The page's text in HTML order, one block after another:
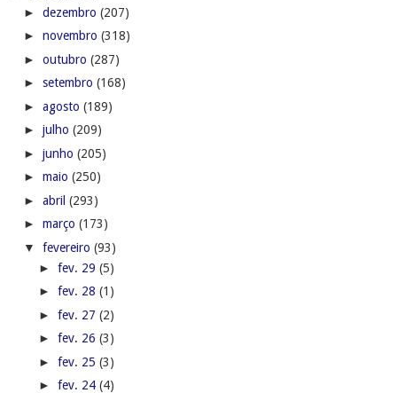
► dezembro (207)
► novembro (318)
► outubro (287)
► setembro (168)
► agosto (189)
► julho (209)
► junho (205)
► maio (250)
► abril (293)
► março (173)
▼ fevereiro (93)
► fev. 29 (5)
► fev. 28 (1)
► fev. 27 (2)
► fev. 26 (3)
► fev. 25 (3)
► fev. 24 (4)